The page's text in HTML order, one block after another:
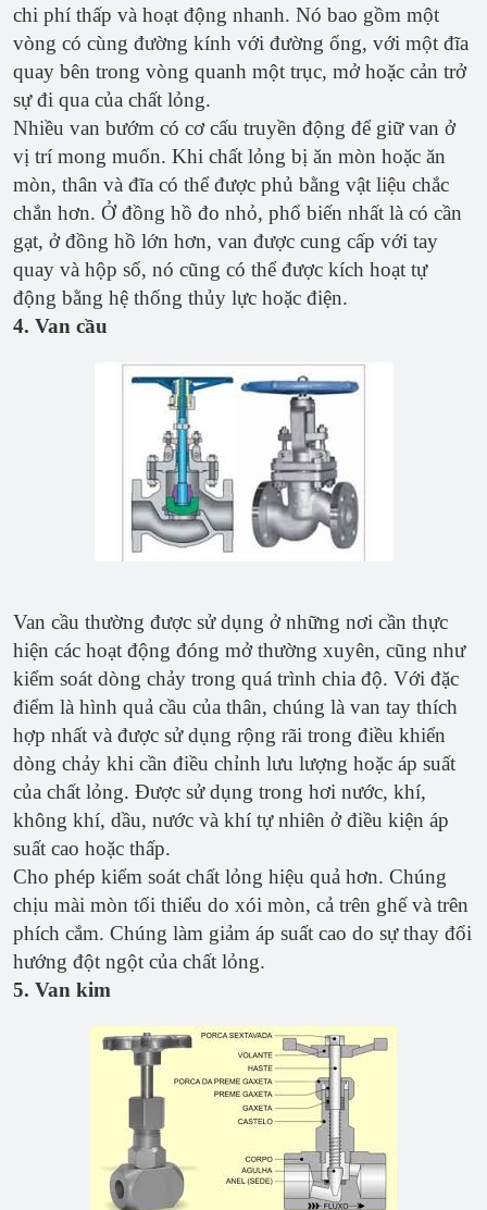
chi phí thấp và hoạt động nhanh. Nó bao gồm một
vòng có cùng đường kính với đường ống, với một đĩa
quay bên trong vòng quanh một trục, mở hoặc cản trở
sự đi qua của chất lỏng.
Nhiều van bướm có cơ cấu truyền động để giữ van ở
vị trí mong muốn. Khi chất lỏng bị ăn mòn hoặc ăn
mòn, thân và đĩa có thể được phủ bằng vật liệu chắc
chắn hơn. Ở đồng hồ đo nhỏ, phổ biến nhất là có cần
gạt, ở đồng hồ lớn hơn, van được cung cấp với tay
quay và hộp số, nó cũng có thể được kích hoạt tự
động bằng hệ thống thủy lực hoặc điện.
4. Van cầu
Van cầu thường được sử dụng ở những nơi cần thực
hiện các hoạt động đóng mở thường xuyên, cũng như
kiểm soát dòng chảy trong quá trình chia độ. Với đặc
điểm là hình quả cầu của thân, chúng là van tay thích
hợp nhất và được sử dụng rộng rãi trong điều khiển
dòng chảy khi cần điều chỉnh lưu lượng hoặc áp suất
của chất lỏng. Được sử dụng trong hơi nước, khí,
không khí, dầu, nước và khí tự nhiên ở điều kiện áp
suất cao hoặc thấp.
Cho phép kiểm soát chất lỏng hiệu quả hơn. Chúng
chịu mài mòn tối thiểu do xói mòn, cả trên ghế và trên
phích cắm. Chúng làm giảm áp suất cao do sự thay đổi
hướng đột ngột của chất lỏng.
5. Van kim